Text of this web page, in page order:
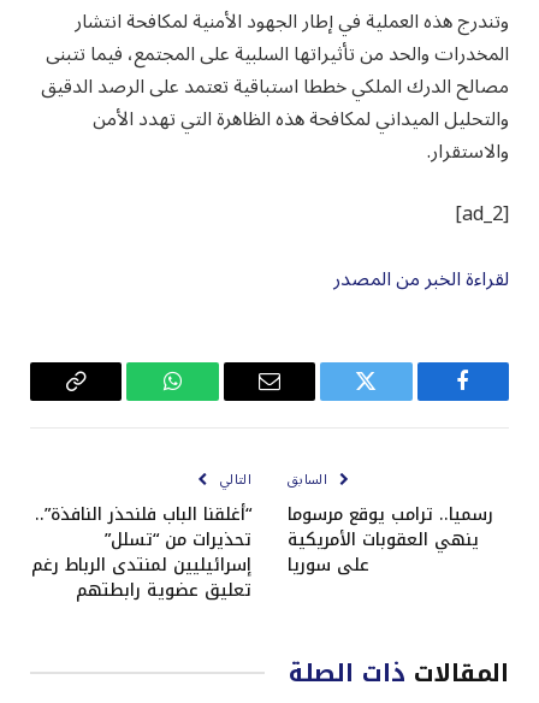
وتندرج هذه العملية في إطار الجهود الأمنية لمكافحة انتشار
المخدرات والحد من تأثيراتها السلبية على المجتمع، فيما تتبنى
مصالح الدرك الملكي خططا استباقية تعتمد على الرصد الدقيق
والتحليل الميداني لمكافحة هذه الظاهرة التي تهدد الأمن
والاستقرار.
[ad_2]
لقراءة الخبر من المصدر
فيسبوك تويتر
البريد
واتساب
Copy
السابق
رسميا.. ترامب يوقع مرسوما
ينهي العقوبات الأمريكية
على سوريا
التالي
“أغلقنا الباب فلنحذر النافذة”..
تحذيرات من “تسلل”
إسرائيليين لمنتدى الرباط رغم
تعليق عضوية رابطتهم
المقالات ذات الصلة